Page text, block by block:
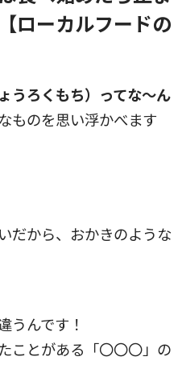
ローカルフードの
うろくもち）ってな～ん
ものを思い浮かべます
だから、おかきのような
うんです！
ことがある「〇〇〇」の